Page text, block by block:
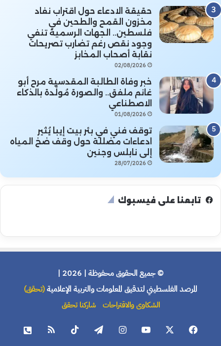
حقيقة الادعاء حول اقتراب نفاد
مخزون القمح والطحين في
فلسطين.. الجهات الرسمية تنفي
وجود نقص رغم تضارب تصريحات
نقابة أصحاب المخابز
02/08/2026
خبر وفاة الطالبة المقدسية مرح أبو
غانم ملفق.. والصورة مُولَّدة بالذكاء
الاصطناعي
01/08/2026
توقف فني في بئر بيت إيبا يُثير
ادعاءات مضللة حول وقف ضخ المياه
إلى نابلس وجنين
28/07/2026
تابعنا على فيسبوك
© جميع الحقوق محفوظة | 2026 |
المرصد الفلسطيني لتدقيق المعلومات والتربية الإعلامية(تحقق)
الشكاوى والاقتراحات شاركنا تحقق
فيسبوك يوتيوب انستقرام تيلقرام ‫TikTok ملخص